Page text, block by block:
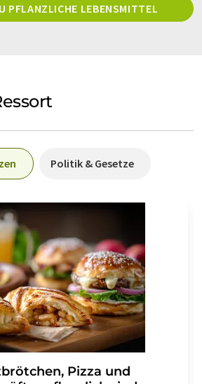
PFLANZLICHE LEBENSMITTEL
Politik & Gesetze
Pizza und